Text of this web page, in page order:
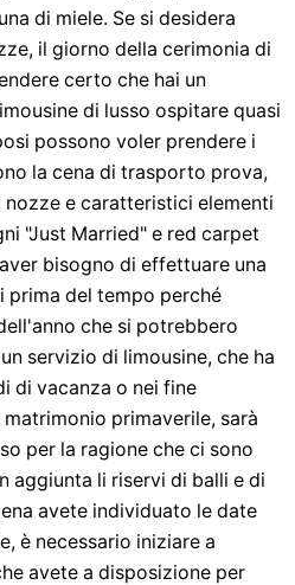
di miele. Se si desidera
il giorno della cerimonia di
certo che hai un
di lusso ospitare quasi
possono voler prendere i
la cena di trasporto prova,
e caratteristici elementi
"Just Married" e red carpet
bisogno di effettuare una
prima del tempo perché
che si potrebbero
servizio di limousine, che ha
di vacanza o nei fine
primaverile, sarà
per la ragione che ci sono
aggiunta li riservi di balli e di
avete individuato le date
è necessario iniziare a
avete a disposizione per